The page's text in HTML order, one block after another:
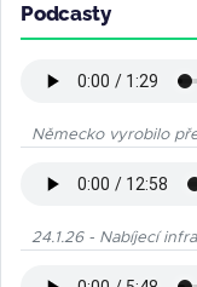
Podcasty
Německo vyrobilo
24.1.26 - Nabíjecí